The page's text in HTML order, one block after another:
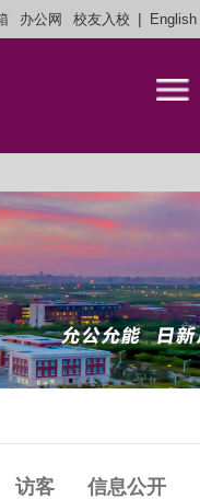
办公网 校友入校 | English
访客 信息公开